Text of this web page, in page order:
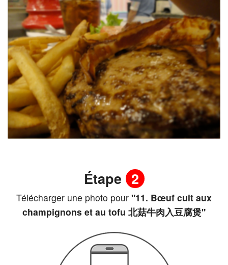
Étape 2
Télécharger une photo pour "11. Bœuf cuit aux
champignons et au tofu 北菇牛肉入豆腐煲"